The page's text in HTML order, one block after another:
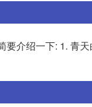
介绍一下: 1. 青